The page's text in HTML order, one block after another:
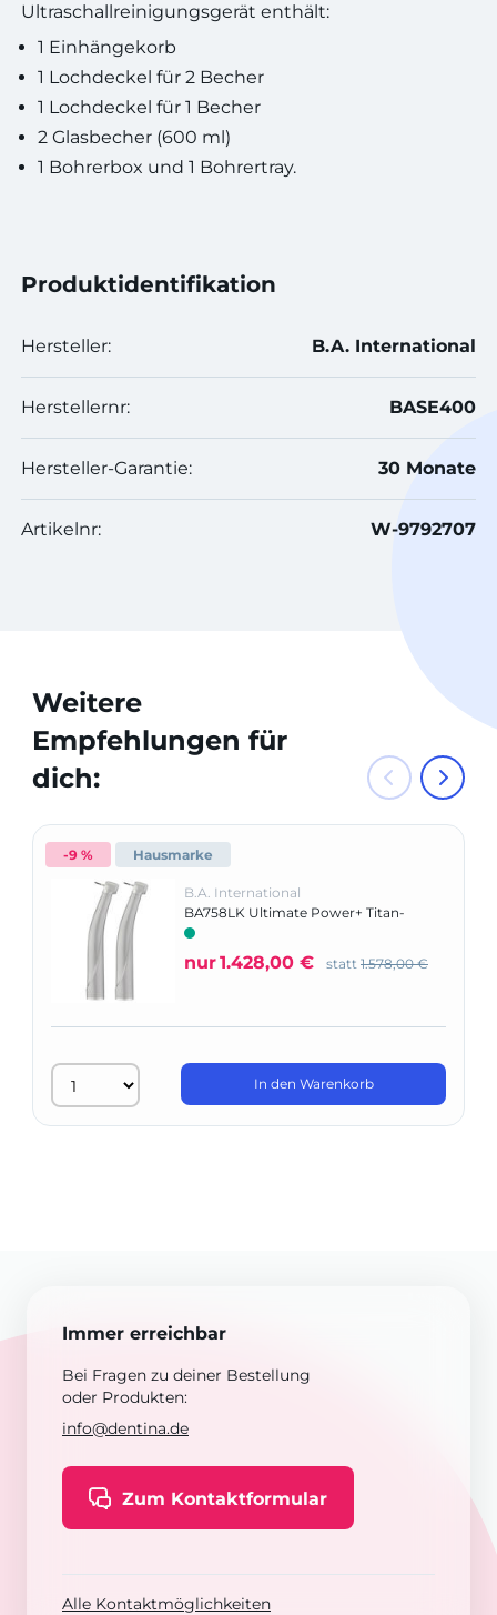
Ultraschallreinigungsgerät enthält:
1 Einhängekorb
1 Lochdeckel für 2 Becher
1 Lochdeckel für 1 Becher
2 Glasbecher (600 ml)
1 Bohrerbox und 1 Bohrertray.
Produktidentifikation
Hersteller: B.A. International
Herstellernr: BASE400
Hersteller-Garantie: 30 Monate
Artikelnr: W-9792707
Weitere
Empfehlungen für
dich:
-9 % Hausmarke
B.A. International
BA758LK Ultimate Power+ Titan-
Turbinen mit Mini-Kopf Twin-Pack
nur1.428,00 € statt 1.578,00 €
In den Warenkorb
Immer erreichbar
Bei Fragen zu deiner Bestellung
oder Produkten:
info@dentina.de
Zum Kontaktformular
Alle Kontaktmöglichkeiten